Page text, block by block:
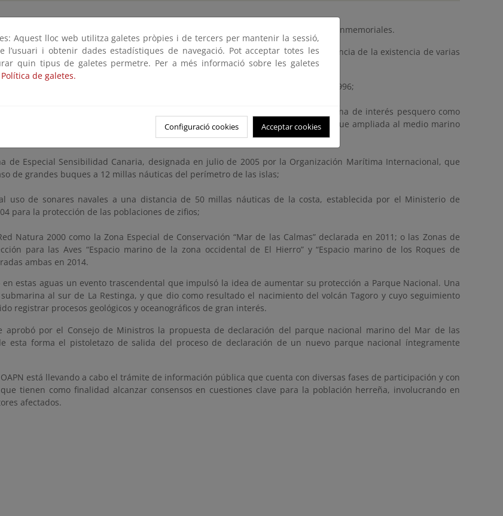
es un patrimonio que los herreños han sabido conservar y valorar desde tiempos inmemoriales.
estado de conservación de las aguas del Mar de las Calmas es también consecuencia de la existencia de varias
que se han ido declarando progresivamente en la zona, como son:
de Interés Pesquero Punta de La Restinga–Mar de Las Calmas, establecida en 1996;
en 2000 de la isla de El Hierro y de la franja litoral ocupada por la reserva marina de interés pesquero como
Biosfera para la salvaguarda de sus recursos naturales terrestres y marinos, que fue ampliada al medio marino
de Especial Sensibilidad Canaria, designada en julio de 2005 por la Organización Marítima Internacional, que
de grandes buques a 12 millas náuticas del perímetro de las islas;
uso de sonares navales a una distancia de 50 millas náuticas de la costa, establecida por el Ministerio de
para la protección de las poblaciones de zifios;
Natura 2000 como la Zona Especial de Conservación “Mar de las Calmas” declarada en 2011; o las Zonas de
para las Aves “Espacio marino de la zona occidental de El Hierro” y “Espacio marino de los Roques de
ambas en 2014.
en estas aguas un evento trascendental que impulsó la idea de aumentar su protección a Parque Nacional. Una
al sur de La Restinga, y que dio como resultado el nacimiento del volcán Tagoro y cuyo seguimiento
registrar procesos geológicos y oceanográficos de gran interés.
aprobó por el Consejo de Ministros la propuesta de declaración del parque nacional marino del Mar de las
esta forma el pistoletazo de salida del proceso de declaración de un nuevo parque nacional íntegramente
está llevando a cabo el trámite de información pública que cuenta con diversas fases de participación y con
tienen como finalidad alcanzar consensos en cuestiones clave para la población herreña, involucrando en
afectados.
Aquest lloc web utilitza galetes pròpies i de tercers per mantenir la sessió,
l’usuari i obtenir dades estadístiques de navegació. Pot acceptar totes les
quin tipus de galetes permetre. Per a més informació sobre les galetes
Política de galetes.
Configuració cookies Acceptar cookies